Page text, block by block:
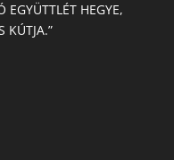
EGYÜTTLÉT HEGYE,
KÚTJA.”